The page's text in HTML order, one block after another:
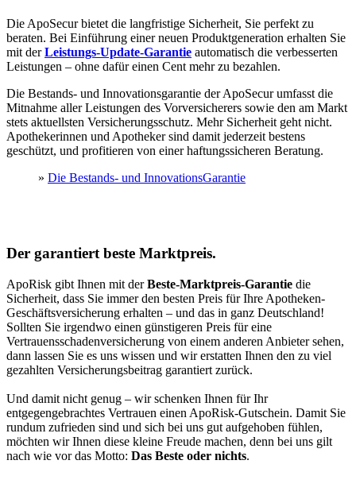
Die ApoSecur bietet die langfristige Sicherheit, Sie perfekt zu
beraten. Bei Einführung einer neuen Produktgeneration erhalten Sie
mit derLeistungs-Update-Garantie automatisch die verbesserten
Leistungen – ohne dafür einen Cent mehr zu bezahlen.
Die Bestands- und Innovationsgarantie der ApoSecur umfasst die
Mitnahme aller Leistungen des Vorversicherers sowie den am Markt
stets aktuellsten Versicherungsschutz. Mehr Sicherheit geht nicht.
Apothekerinnen und Apotheker sind damit jederzeit bestens
geschützt, und profitieren von einer haftungssicheren Beratung.
» Die Bestands- und InnovationsGarantie
Der garantiert beste Marktpreis.
ApoRisk gibt Ihnen mit derBeste-Marktpreis-Garantie die
Sicherheit, dass Sie immer den besten Preis für Ihre Apotheken-
Geschäftsversicherung erhalten – und das in ganz Deutschland!
Sollten Sie irgendwo einen günstigeren Preis für eine
Vertrauensschadenversicherung von einem anderen Anbieter sehen,
dann lassen Sie es uns wissen und wir erstatten Ihnen den zu viel
gezahlten Versicherungsbeitrag garantiert zurück.
Und damit nicht genug – wir schenken Ihnen für Ihr
entgegengebrachtes Vertrauen einen ApoRisk-Gutschein. Damit Sie
rundum zufrieden sind und sich bei uns gut aufgehoben fühlen,
möchten wir Ihnen diese kleine Freude machen, denn bei uns gilt
nach wie vor das Motto: Das Beste oder nichts.